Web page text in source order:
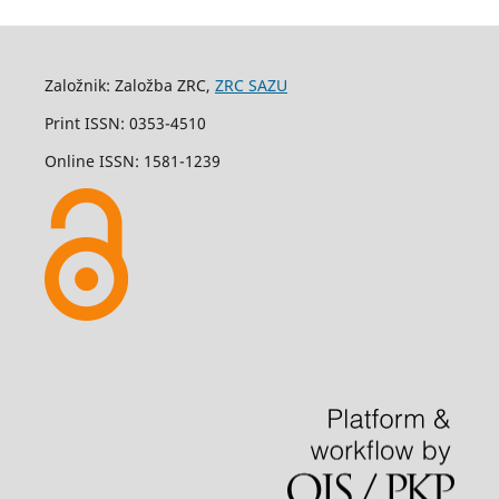
Založnik: Založba ZRC, ZRC SAZU
Print ISSN: 0353-4510
Online ISSN: 1581-1239